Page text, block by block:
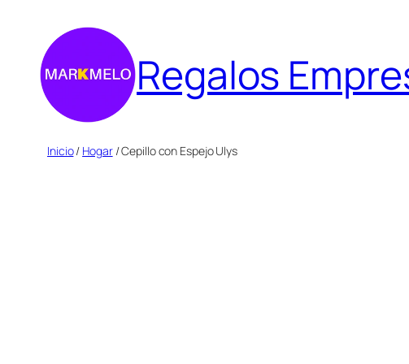
contenido
Regalos
Inicio/ Hogar/ Cepillo con Espejo Ulys